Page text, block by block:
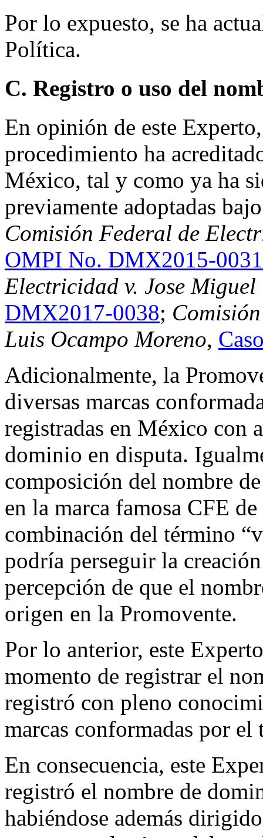
Por lo expuesto, se ha
Política.
C. Registro o uso del
En opinión de este
procedimiento ha
México, tal y como ya ha
previamente adoptadas
Comisión Federal de
OMPI No. DMX2015-0031
Electricidad v. Jose
DMX2017-0038;
Luis Ocampo Moreno,
Adicionalmente, la
diversas marcas
registradas en México con
dominio en disputa.
composición del nombre
en la marca famosa CFE
combinación del término
podría perseguir la
percepción de que el
origen en la Promovente.
Por lo anterior, este
momento de registrar el
registró con pleno
marcas conformadas por
En consecuencia, este
registró el nombre de
habiéndose además